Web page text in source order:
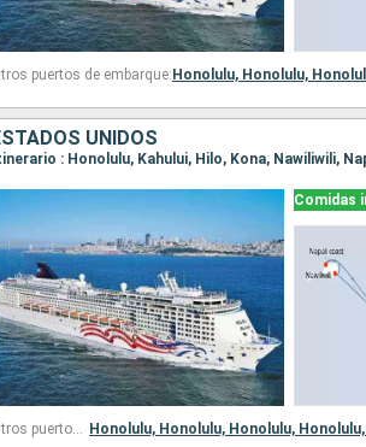
puertos de embarque: Honolulu, Honolulu,
UNIDOS
: Honolulu, Kahului, Hilo, Kona, Nawiliwili,
Comidas
Otros puertos de embarque: Honolulu, Honolulu, Honolulu, Honolulu,